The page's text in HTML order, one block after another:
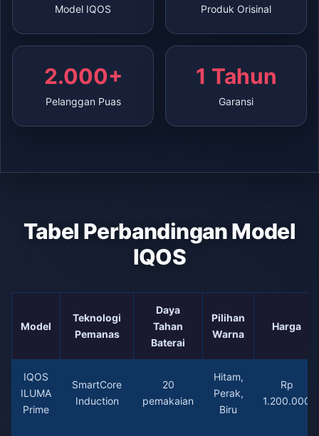
Model IQOS Produk Orisinal
2.000+
Pelanggan Puas
1 Tahun
Garansi
Tabel Perbandingan Model
IQOS
Model
Teknologi
Pemanas
Daya
Tahan
Baterai
Pilihan
Warna
Harga
IQOS
ILUMA
Prime
SmartCore
Induction
20
pemakaian
Hitam,
Perak,
Biru
Rp
1.200.000